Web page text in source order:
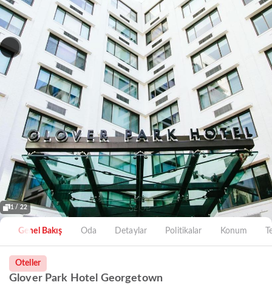
1 / 22
Genel Bakış Oda Detaylar Politikalar Konum
Oteller
Glover Park Hotel Georgetown